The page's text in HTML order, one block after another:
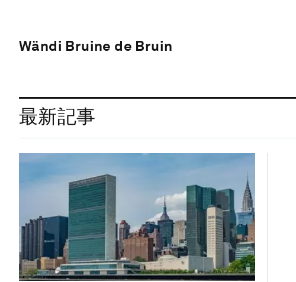
Wändi Bruine de Bruin
最新記事